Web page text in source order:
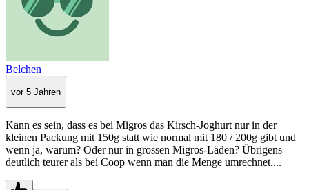
Belchen
vor 5 Jahren
Kann es sein, dass es bei Migros das Kirsch-Joghurt nur in der
kleinen Packung mit 150g statt wie normal mit 180 / 200g gibt und
wenn ja, warum? Oder nur in grossen Migros-Läden? Übrigens
deutlich teurer als bei Coop wenn man die Menge umrechnet....